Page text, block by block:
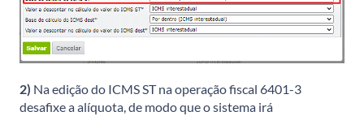
2) Na edição do ICMS ST na operação fiscal 6401-3
desafixe a alíquota, de modo que o sistema irá